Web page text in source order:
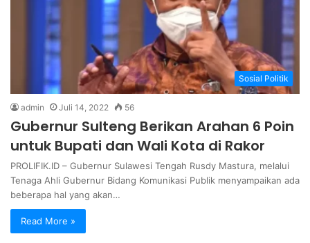
Sosial Politik
admin Juli 14, 2022 56
Gubernur Sulteng Berikan Arahan 6 Poin
untuk Bupati dan Wali Kota di Rakor
PROLIFIK.ID – Gubernur Sulawesi Tengah Rusdy Mastura, melalui
Tenaga Ahli Gubernur Bidang Komunikasi Publik menyampaikan ada
beberapa hal yang akan…
Read More »